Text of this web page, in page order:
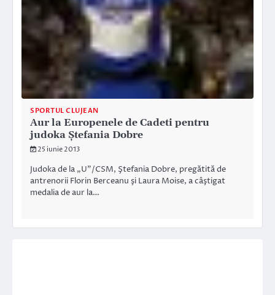
SPORTUL CLUJEAN
Aur la Europenele de Cadeti pentru
judoka Ştefania Dobre
25 iunie 2013
Judoka de la „U”/CSM, Ştefania Dobre, pregătită de
antrenorii Florin Berceanu şi Laura Moise, a câştigat
medalia de aur la…